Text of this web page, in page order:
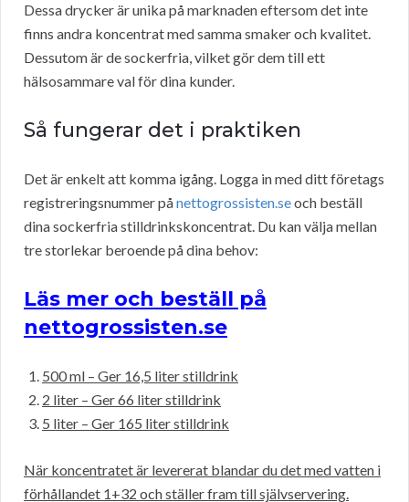
Dessa drycker är unika på marknaden eftersom det inte
finns andra koncentrat med samma smaker och kvalitet.
Dessutom är de sockerfria, vilket gör dem till ett
hälsosammare val för dina kunder.
Så fungerar det i praktiken
Det är enkelt att komma igång. Logga in med ditt företags
registreringsnummer pånettogrossisten.seoch beställ
dina sockerfria stilldrinkskoncentrat. Du kan välja mellan
tre storlekar beroende på dina behov:
Läs mer och beställ på
nettogrossisten.se
500 ml – Ger 16,5 liter stilldrink
2 liter – Ger 66 liter stilldrink
5 liter – Ger 165 liter stilldrink
När koncentratet är levererat blandar du det med vatten i
förhållandet 1+32 och ställer fram till självservering.